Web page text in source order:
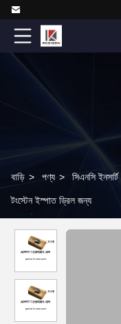
বাড়ি > পণ্য > সিএনসি ইনসার্ট
টংস্টেন ইস্পাত ড্রিল জন্য